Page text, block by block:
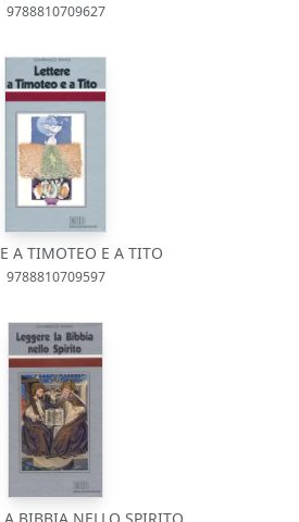
9788810709627
A TIMOTEO E A TITO
9788810709597